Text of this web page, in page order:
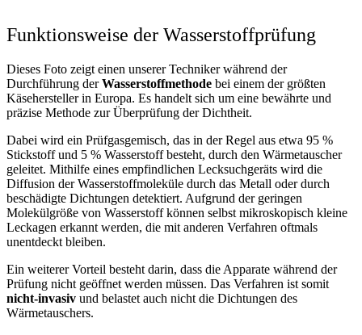
Funktionsweise der Wasserstoffprüfung
Dieses Foto zeigt einen unserer Techniker während der
Durchführung derWasserstoffmethode bei einem der größten
Käsehersteller in Europa. Es handelt sich um eine bewährte und
präzise Methode zur Überprüfung der Dichtheit.
Dabei wird ein Prüfgasgemisch, das in der Regel aus etwa 95 %
Stickstoff und 5 % Wasserstoff besteht, durch den Wärmetauscher
geleitet. Mithilfe eines empfindlichen Lecksuchgeräts wird die
Diffusion der Wasserstoffmoleküle durch das Metall oder durch
beschädigte Dichtungen detektiert. Aufgrund der geringen
Molekülgröße von Wasserstoff können selbst mikroskopisch kleine
Leckagen erkannt werden, die mit anderen Verfahren oftmals
unentdeckt bleiben.
Ein weiterer Vorteil besteht darin, dass die Apparate während der
Prüfung nicht geöffnet werden müssen. Das Verfahren ist somit
nicht-invasiv und belastet auch nicht die Dichtungen des
Wärmetauschers.